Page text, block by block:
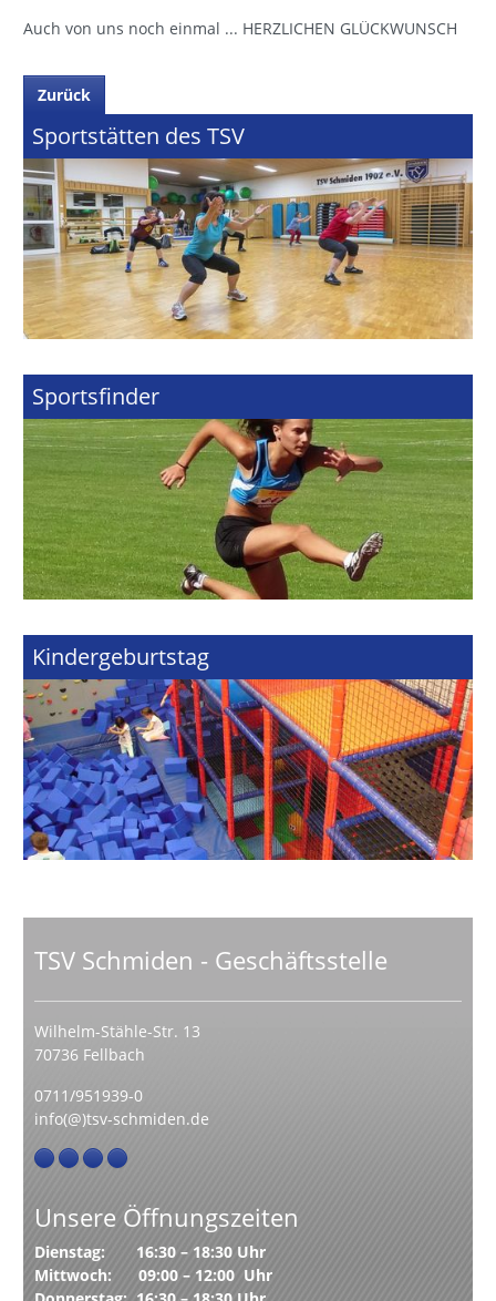
Auch von uns noch einmal ... HERZLICHEN GLÜCKWUNSCH
Zurück
Sportstätten des TSV
Sportsfinder
Kindergeburtstag
TSV Schmiden - Geschäftsstelle
Wilhelm-Stähle-Str. 13
70736 Fellbach
0711/951939-0
info(@)tsv-schmiden.de
Unsere Öffnungszeiten
Dienstag: 16:30 – 18:30 Uhr
Mittwoch: 09:00 – 12:00 Uhr